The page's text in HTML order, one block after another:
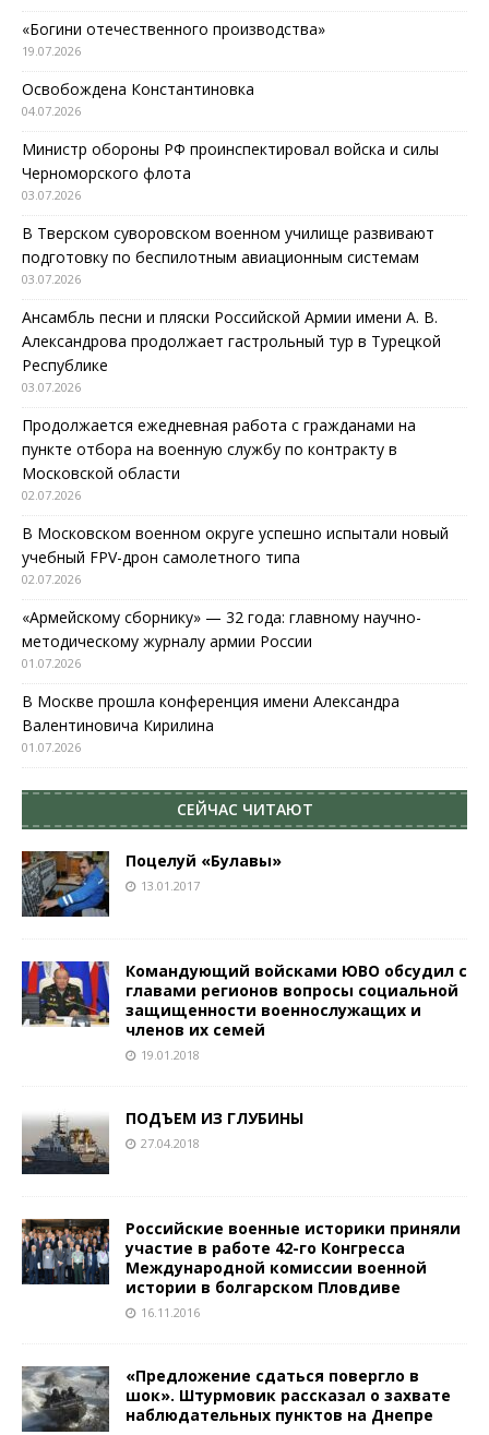
«Богини отечественного производства»
19.07.2026
Освобождена Константиновка
04.07.2026
Министр обороны РФ проинспектировал войска и силы
Черноморского флота
03.07.2026
В Тверском суворовском военном училище развивают
подготовку по беспилотным авиационным системам
03.07.2026
Ансамбль песни и пляски Российской Армии имени А. В.
Александрова продолжает гастрольный тур в Турецкой
Республике
03.07.2026
Продолжается ежедневная работа с гражданами на
пункте отбора на военную службу по контракту в
Московской области
02.07.2026
В Московском военном округе успешно испытали новый
учебный FPV-дрон самолетного типа
02.07.2026
«Армейскому сборнику» — 32 года: главному научно-
методическому журналу армии России
01.07.2026
В Москве прошла конференция имени Александра
Валентиновича Кирилина
01.07.2026
СЕЙЧАС ЧИТАЮТ
Поцелуй «Булавы»
13.01.2017
Командующий войсками ЮВО обсудил с
главами регионов вопросы социальной
защищенности военнослужащих и
членов их семей
19.01.2018
ПОДЪЕМ ИЗ ГЛУБИНЫ
27.04.2018
Российские военные историки приняли
участие в работе 42-го Конгресса
Международной комиссии военной
истории в болгарском Пловдиве
16.11.2016
«Предложение сдаться повергло в
шок». Штурмовик рассказал о захвате
наблюдательных пунктов на Днепре